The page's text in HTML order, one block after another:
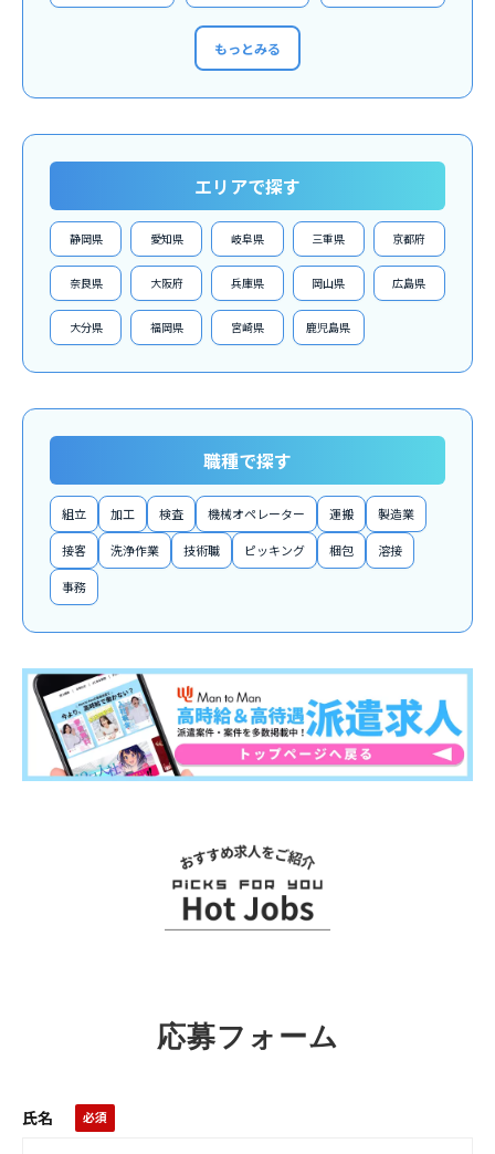
もっとみる
エリアで探す
静岡県 愛知県 岐阜県 三重県 京都府
奈良県 大阪府 兵庫県 岡山県 広島県
大分県 福岡県 宮崎県 鹿児島県
職種で探す
組立 加工 検査 機械オペレーター 運搬 製造業
接客 洗浄作業 技術職 ピッキング 梱包 溶接
事務
応募フォーム
氏名